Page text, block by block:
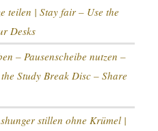
teilen | Stay fair – Use the
Desks
– Pausenscheibe nutzen –
Study Break Disc – Share
stillen ohne Krümel |